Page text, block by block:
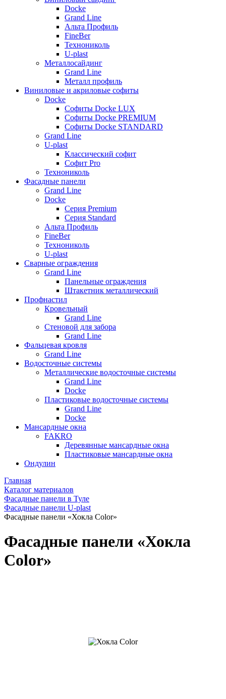
Docke
Grand Line
Альта Профиль
FineBer
Технониколь
U-plast
Металлосайдинг
Grand Line
Металл профиль
Виниловые и акриловые софиты
Docke
Софиты Docke LUX
Софиты Docke PREMIUM
Софиты Docke STANDARD
Grand Line
U-plast
Классический софит
Софит Pro
Технониколь
Фасадные панели
Grand Line
Docke
Серия Premium
Серия Standard
Альта Профиль
FineBer
Технониколь
U-plast
Сварные ограждения
Grand Line
Панельные ограждения
Штакетник металлический
Профнастил
Кровельный
Grand Line
Стеновой для забора
Grand Line
Фальцевая кровля
Grand Line
Водосточные системы
Металлические водосточные системы
Grand Line
Docke
Пластиковые водосточные системы
Grand Line
Docke
Мансардные окна
FAKRO
Деревянные мансардные окна
Пластиковые мансардные окна
Ондулин
Главная
Каталог материалов
Фасадные панели в Туле
Фасадные панели U-plast
Фасадные панели «Хокла Color»
Фасадные панели «Хокла
Color»